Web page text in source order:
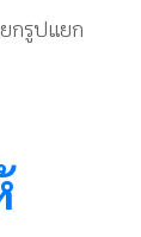
กรูปแยก